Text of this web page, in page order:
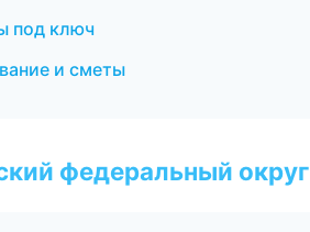
под ключ
и сметы
федеральный округ